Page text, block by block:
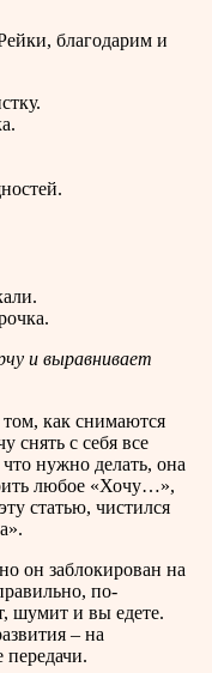
благодарим и
и выравнивает
как снимаются
снять с себя все
нужно делать, она
любое «Хочу…»,
статью, чистился
он заблокирован на
по-
шумит и вы едете.
– на